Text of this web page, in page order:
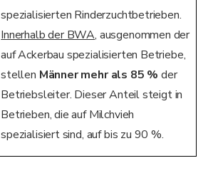
spezialisierten Rinderzuchtbetrieben.
Innerhalb der BWA, ausgenommen der
auf Ackerbau spezialisierten Betriebe,
stellen Männer mehr als 85 % der
Betriebsleiter. Dieser Anteil steigt in
Betrieben, die auf Milchvieh
spezialisiert sind, auf bis zu 90 %.